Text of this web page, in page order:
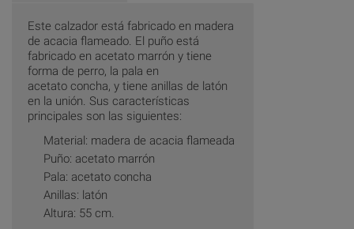
Este calzador está fabricado en madera
de acacia flameado. El puño está
fabricado en acetato marrón y tiene
forma de perro, la pala en
acetato concha, y tiene anillas de latón
en la unión. Sus características
principales son las siguientes:
Material: madera de acacia flameada
Puño: acetato marrón
Pala: acetato concha
Anillas: latón
Altura: 55 cm.